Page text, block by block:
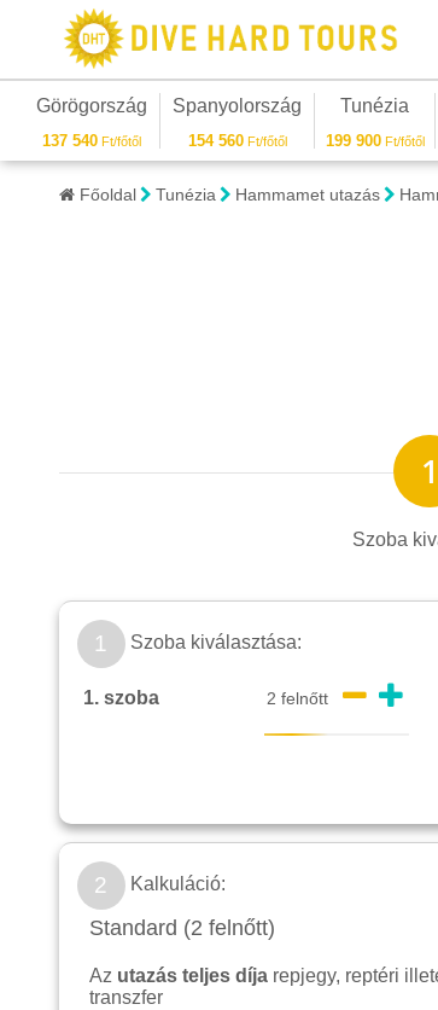
Görögország
137 540 Ft/főtől
Spanyolország
154 560Ft/főtől
Tunézia
199 900Ft/főtől
Főoldal Tunézia Hammamet utazás
Szoba
1 Szoba kiválasztása:
1. szoba
2 Kalkuláció:
Standard (2 felnőtt)
Az utazás teljes díjarepjegy, reptéri
transzfer